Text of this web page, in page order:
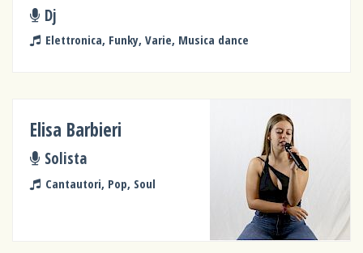
Dj
Elettronica, Funky, Varie, Musica dance
Elisa Barbieri
Solista
Cantautori, Pop, Soul